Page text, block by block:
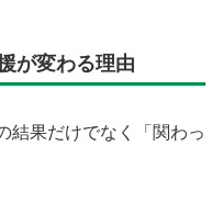
が変わる理由
結果だけでなく「関わっ